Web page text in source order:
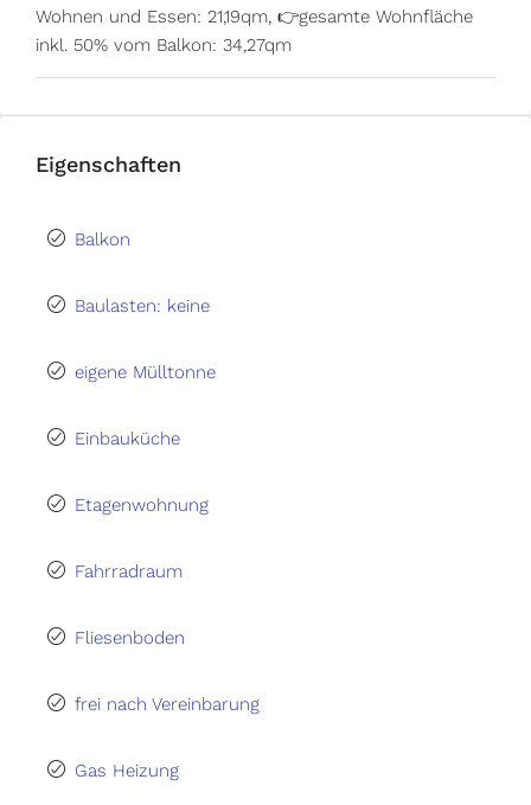
Wohnen und Essen: 21,19qm, 👉gesamte Wohnfläche
inkl. 50% vom Balkon: 34,27qm
Eigenschaften
Balkon
Baulasten: keine
eigene Mülltonne
Einbauküche
Etagenwohnung
Fahrradraum
Fliesenboden
frei nach Vereinbarung
Gas Heizung